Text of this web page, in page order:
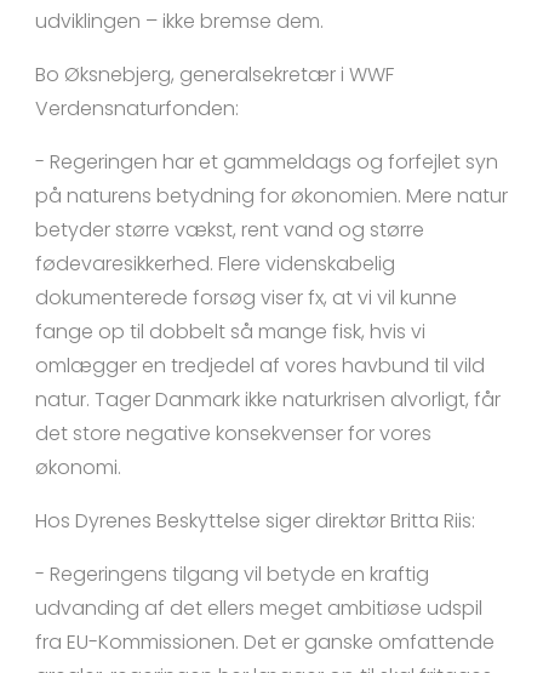
udviklingen – ikke bremse dem.
Bo Øksnebjerg, generalsekretær i WWF
Verdensnaturfonden:
- Regeringen har et gammeldags og forfejlet syn
på naturens betydning for økonomien. Mere natur
betyder større vækst, rent vand og større
fødevaresikkerhed. Flere videnskabelig
dokumenterede forsøg viser fx, at vi vil kunne
fange op til dobbelt så mange fisk, hvis vi
omlægger en tredjedel af vores havbund til vild
natur. Tager Danmark ikke naturkrisen alvorligt, får
det store negative konsekvenser for vores
økonomi.
Hos Dyrenes Beskyttelse siger direktør Britta Riis:
- Regeringens tilgang vil betyde en kraftig
udvanding af det ellers meget ambitiøse udspil
fra EU-Kommissionen. Det er ganske omfattende